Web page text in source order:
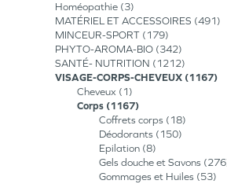
Homéopathie 3
MATÉRIEL ET ACCESSOIRES 491
MINCEUR-SPORT
179
PHYTO-AROMA-BIO 342
SANTÉ- NUTRITION
1212
VISAGE-CORPS-CHEVEUX
1167
Cheveux
1
Corps
1167
Coffrets corps
18
Déodorants
150
Epilation 8
Gels douche et Savons
276
Gommages et Huiles
53